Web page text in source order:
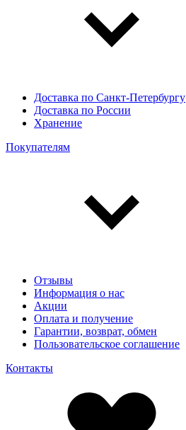
Доставка по Санкт-Петербургу
Доставка по России
Хранение
Покупателям
Отзывы
Информация о нас
Акции
Оплата и получение
Гарантии, возврат, обмен
Пользовательское соглашение
Контакты